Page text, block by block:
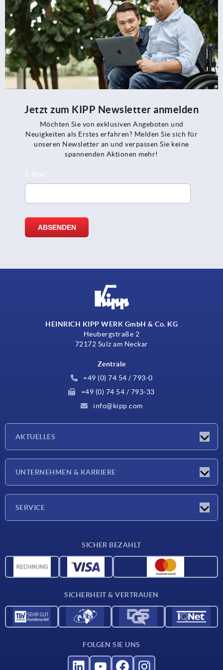
Jetzt zum KIPP Newsletter anmelden
Möchten Sie von exklusiven Angeboten und
Neuigkeiten als Erstes erfahren? Melden Sie sich für
unseren Newsletter an und verpassen Sie keine
spannenden Aktionen mehr!
HEINRICH KIPP WERK GmbH & Co. KG
Heubergstraße 2
72172 Sulz am Neckar
Zentrale
+49 (0) 74 54 / 793-0
+49 (0) 74 54 / 793-33
info@kipp.com
AKTUELLES
Presseberichte
UNTERNEHMEN & KARRIERE
SERVICE
Werkstoffübersicht
SICHER BEZAHLT
SICHERHEIT & VERTRAUEN
FOLGEN SIE UNS